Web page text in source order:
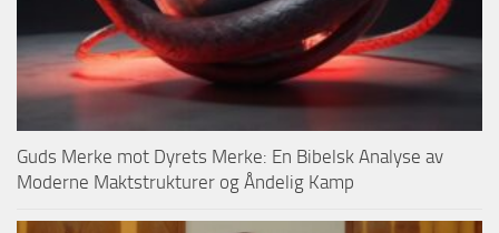
Guds Merke mot Dyrets Merke: En Bibelsk Analyse av
Moderne Maktstrukturer og Åndelig Kamp